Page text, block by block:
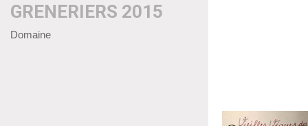
GRENERIERS 2015
Domaine